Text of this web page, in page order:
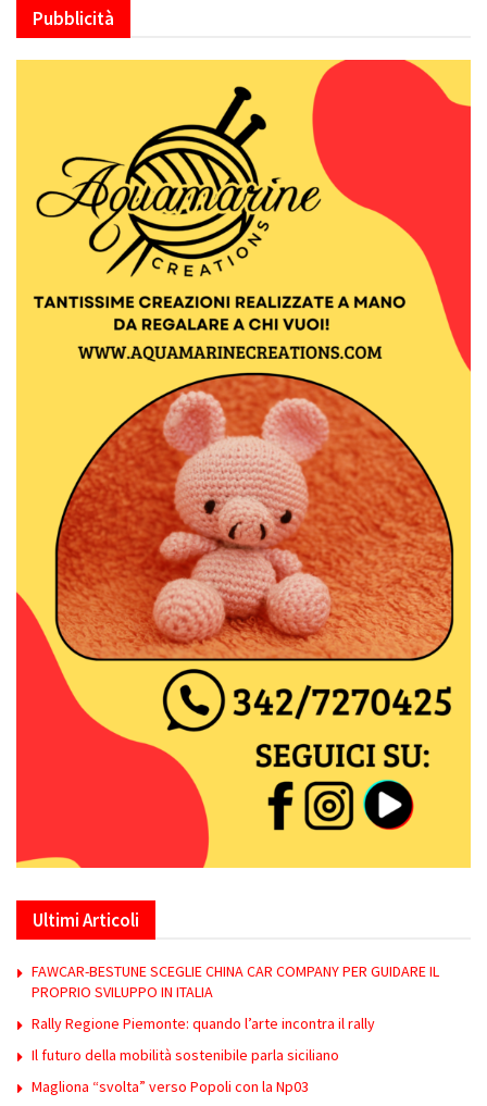
Pubblicità
Ultimi Articoli
FAWCAR-BESTUNE SCEGLIE CHINA CAR COMPANY PER GUIDARE IL
PROPRIO SVILUPPO IN ITALIA
Rally Regione Piemonte: quando l’arte incontra il rally
Il futuro della mobilità sostenibile parla siciliano
Magliona “svolta” verso Popoli con la Np03